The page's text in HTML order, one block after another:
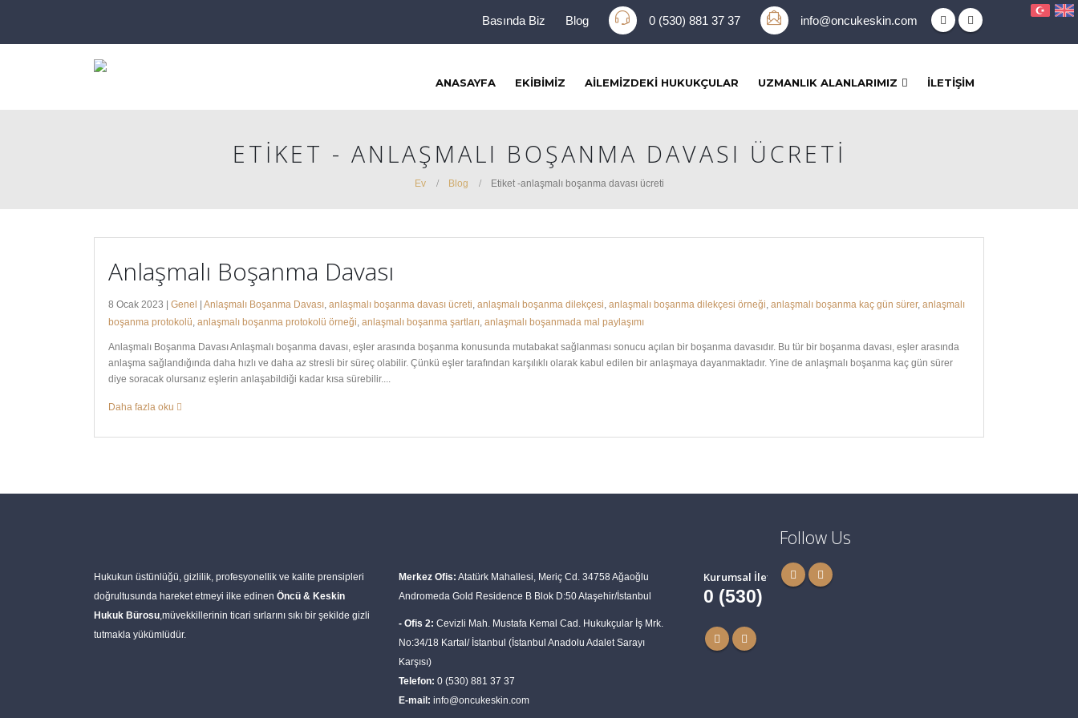
Basında Biz Blog 0 (530) 881 37 37 info@oncukeskin.com
ANASAYFA EKIBIMIZ AILEMIZDEKI HUKUKÇULAR UZMANLIK ALANLARIMIZ İLETIŞIM
ETIKET - ANLAŞMALI BOŞANMA DAVASI ÜCRETI
Ev Blog Etiket -anlaşmalı boşanma davası ücreti
Anlaşmalı Boşanma Davası
8 Ocak 2023 | Genel | Anlaşmalı Boşanma Davası anlaşmalı boşanma davası ücreti anlaşmalı boşanma dilekçesi anlaşmalı boşanma dilekçesi örneği anlaşmalı boşanma kaç gün sürer, anlaşmalı
boşanma protokolü anlaşmalı boşanma protokolü örneği anlaşmalı boşanma şartları anlaşmalı boşanmada mal paylaşımı
Anlaşmalı Boşanma Davası Anlaşmalı boşanma davası, eşler arasında boşanma konusunda mutabakat sağlanması sonucu açılan bir boşanma davasıdır. Bu tür bir boşanma davası, eşler arasında
anlaşma sağlandığında daha hızlı ve daha az stresli bir süreç olabilir. Çünkü eşler tarafından karşılıklı olarak kabul edilen bir anlaşmaya dayanmaktadır. Yine de anlaşmalı boşanma kaç gün sürer
diye soracak olursanız eşlerin anlaşabildiği kadar kısa sürebilir....
Daha fazla oku
Hukukun üstünlüğü, gizlilik, profesyonellik ve kalite prensipleri
doğrultusunda hareket etmeyi ilke edinen Öncü & Keskin
Hukuk Bürosu ,müvekkillerinin ticari sırlarını sıkı bir şekilde gizli
tutmakla yükümlüdür.
Merkez Ofis: Atatürk Mahallesi, Meriç Cd. 34758 Ağaoğlu
Andromeda Gold Residence B Blok D:50 Ataşehir/İstanbul
- Ofis 2: Cevizli Mah. Mustafa Kemal Cad. Hukukçular İş Mrk.
No:34/18 Kartal/ İstanbul (İstanbul Anadolu Adalet Sarayı
Karşısı)
Telefon: 0 (530) 881 37 37
E-mail: info@oncukeskin.com
Kurumsal İletişim
0 (530) 881 37 37
Follow Us